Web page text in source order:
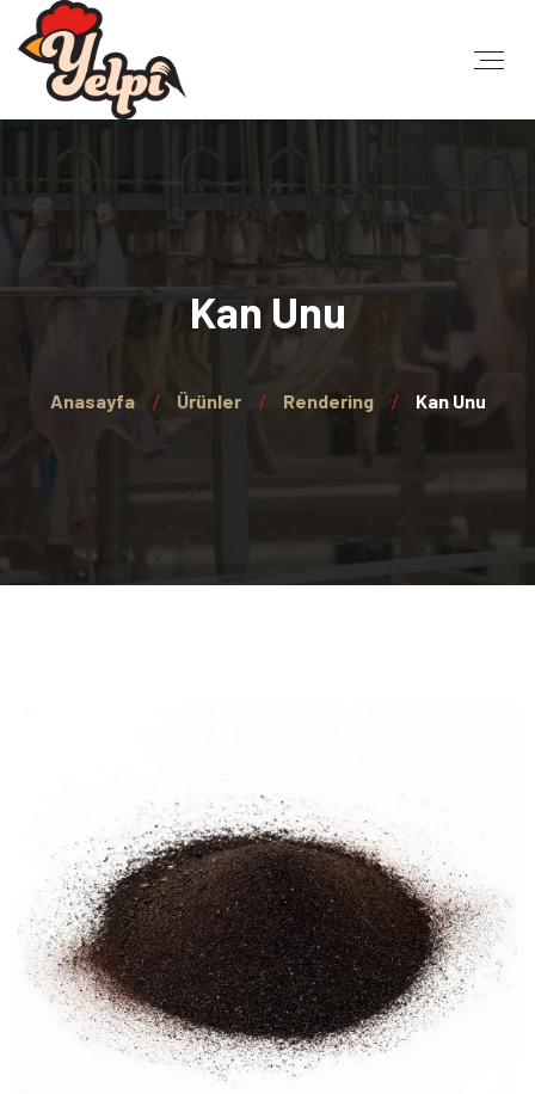
Kan Unu
Anasayfa Ürünler Rendering Kan Unu